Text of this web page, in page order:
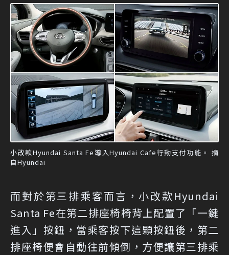
小改款Hyundai Santa Fe導入Hyundai Cafe行動支付功能。 摘
自Hyundai
而對於第三排乘客而言，小改款Hyundai
Santa Fe在第二排座椅椅背上配置了「一鍵
進入」按鈕，當乘客按下這顆按鈕後，第二
排座椅便會自動往前傾倒，方便讓第三排乘